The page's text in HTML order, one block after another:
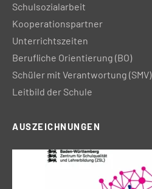
Schulsozialarbeit
Kooperationspartner
Unterrichtszeiten
Berufliche Orientierung (BO)
Schüler mit Verantwortung (SMV)
Leitbild der Schule
AUSZEICHNUNGEN